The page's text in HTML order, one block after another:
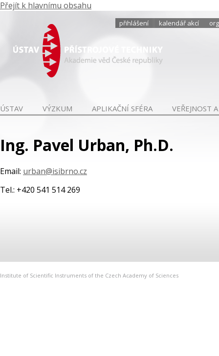
Přejít k hlavnímu obsahu
přihlášení kalendář akcí
ÚSTAV VÝZKUM APLIKAČNÍ SFÉRA VEŘEJNOST
Ing. Pavel Urban, Ph.D.
Email: urban@isibrno.cz
Tel.: +420 541 514 269
Institute of Scientific Instruments of the Czech Academy of Sciences